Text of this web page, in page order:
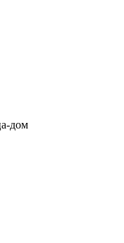
дом